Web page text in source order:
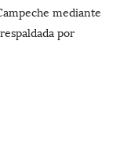
mediante
por